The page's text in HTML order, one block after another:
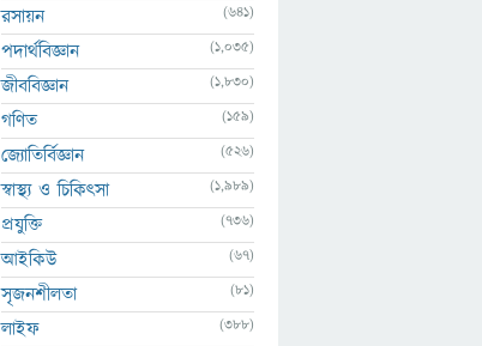
রসায়ন
(641)
পদার্থবিজ্ঞান (1,035)
জীববিজ্ঞান (1,830)
গণিত (159)
জ্যোতির্বিজ্ঞান (526)
স্বাস্থ্য ও চিকিৎসা (1,989)
প্রযুক্তি (736)
আইকিউ (67)
সৃজনশীলতা (81)
লাইফ (388)